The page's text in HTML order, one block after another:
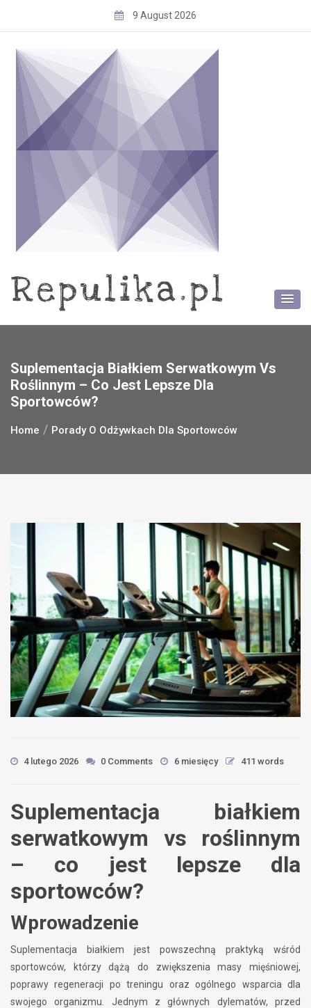
9 August 2026
Suplementacja Białkiem Serwatkowym Vs
Roślinnym – Co Jest Lepsze Dla
Sportowców?
Home Porady O Odżywkach Dla Sportowców
4 lutego 2026 0 Comments 6 miesięcy 411 words
Suplementacja białkiem
serwatkowym vs roślinnym
– co jest lepsze dla
sportowców?
Wprowadzenie
Suplementacja białkiem jest powszechną praktyką wśród
sportowców, którzy dążą do zwiększenia masy mięśniowej,
poprawy regeneracji po treningu oraz ogólnego wsparcia dla
swojego organizmu. Jednym z głównych dylematów, przed